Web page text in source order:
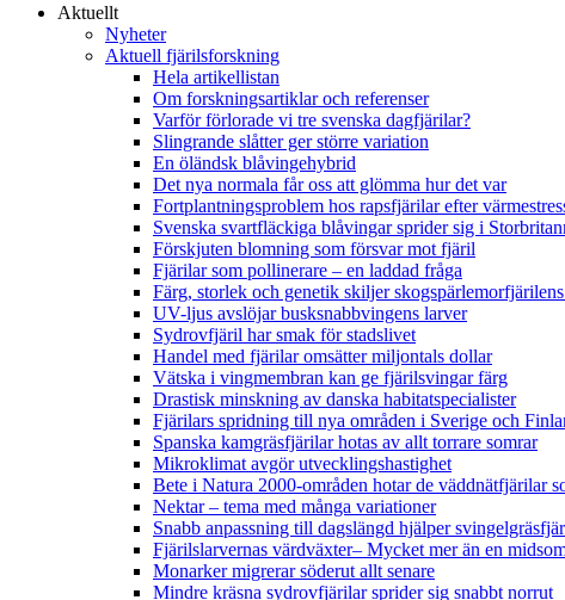
Aktuellt
Nyheter
Aktuell fjärilsforskning
Hela artikellistan
Om forskningsartiklar och referenser
Varför förlorade vi tre svenska dagfjärilar?
Slingrande slåtter ger större variation
En öländsk blåvingehybrid
Det nya normala får oss att glömma hur det var
Fortplantningsproblem hos rapsfjärilar efter
Svenska svartfläckiga blåvingar sprider sig i
Förskjuten blomning som försvar mot fjäril
Fjärilar som pollinerare – en laddad fråga
Färg, storlek och genetik skiljer
UV-ljus avslöjar busksnabbvingens larver
Sydrovfjäril har smak för stadslivet
Handel med fjärilar omsätter miljontals dollar
Vätska i vingmembran kan ge fjärilsvingar färg
Drastisk minskning av danska habitatspecialister
Fjärilars spridning till nya områden i Sverige och
Spanska kamgräsfjärilar hotas av allt torrare somrar
Mikroklimat avgör utvecklingshastighet
Bete i Natura 2000-områden hotar de väddnätfjärilar
Nektar – tema med många variationer
Snabb anpassning till dagslängd hjälper
Fjärilslarvernas värdväxter– Mycket mer än en
Monarker migrerar söderut allt senare
Mindre kräsna sydrovfjärilar sprider sig snabbt norrut